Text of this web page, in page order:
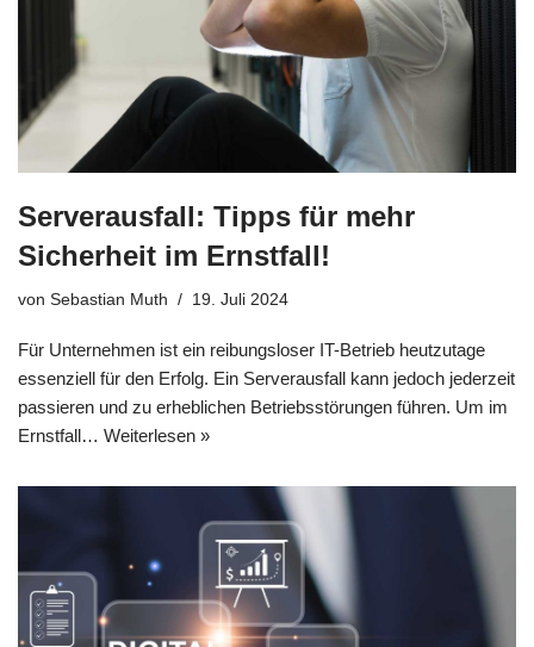
Serverausfall: Tipps für mehr
Sicherheit im Ernstfall!
von Sebastian Muth 19. Juli 2024
Für Unternehmen ist ein reibungsloser IT-Betrieb heutzutage
essenziell für den Erfolg. Ein Serverausfall kann jedoch jederzeit
passieren und zu erheblichen Betriebsstörungen führen. Um im
Ernstfall… Weiterlesen »